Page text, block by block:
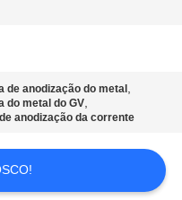
de anodização do metal ,
do metal do GV,
anodização da corrente